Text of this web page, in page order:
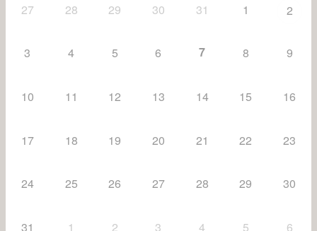
27
28 29 30 31 1 2
3 4 5 6 7 8 9
10 11 12 13 14 15 16
17 18 19 20 21 22 23
24 25 26 27 28 29 30
31 1 2 3 4 5 6